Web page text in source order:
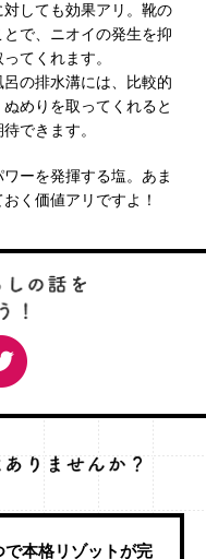
しても効果アリ。靴の
で、ニオイの発生を抑
てくれます。
の排水溝には、比較的
めりを取ってくれると
できます。
ーを発揮する塩。あま
く価値アリですよ！
で本格リゾットが完